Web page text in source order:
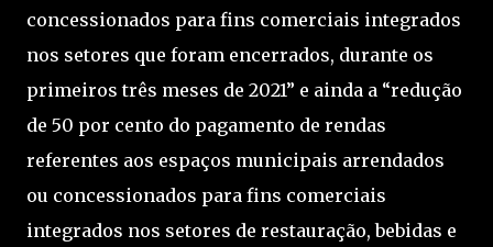
concessionados para fins comerciais integrados
nos setores que foram encerrados, durante os
primeiros três meses de 2021” e ainda a “redução
de 50 por cento do pagamento de rendas
referentes aos espaços municipais arrendados
ou concessionados para fins comerciais
integrados nos setores de restauração, bebidas e